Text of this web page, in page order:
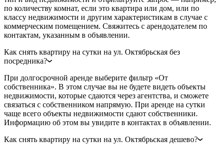
по количеству комнат, если это квартира или дом, или по
классу недвижимости и другим характеристикам в случае с
коммерческим помещением. Свяжитесь с арендодателем по
контактам, указанным в объявлении.
Как снять квартиру на сутки на ул. Октябрьская без
посредника?
При долгосрочной аренде выберите фильтр «От
собственника». В этом случае вы не будете видеть объекты
недвижимости, которые сдаются через агентства, и сможете
связаться с собственником напрямую. При аренде на сутки
чаще всего объекты недвижимости сдают собственники.
Информацию об этом вы увидите в контактах в объявлении.
Как снять квартиру на сутки на ул. Октябрьская дешево?